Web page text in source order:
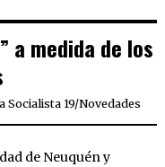
a medida de los
Socialista 19/Novedades
de Neuquén y